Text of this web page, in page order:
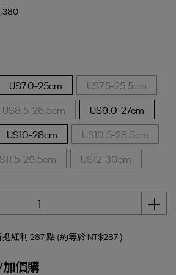
US7.0-25cm
US7.5-25.5cm
US8.5-26.5cm
US9.0-27cm
US10-28cm
US10.5-28.5cm
29.5cm US12-30cm
抵紅利 287點 (約等於 NT$287 )
價購